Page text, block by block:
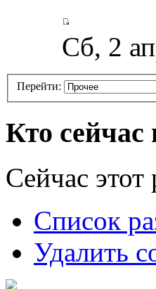
Сб, 2
Перейти:
Кто
Сейчас этот
Список
Удалить